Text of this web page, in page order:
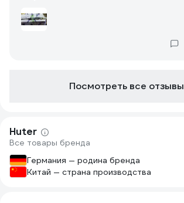
очень сильные руки, или
конечно и жестковатая, но то как
еще нож. Прошел месяц довольно
дождливый и трава выросла
опять.Леска конечно хорошо, но я
решил покосить ножом на ней... Рубит
Посмотреть все отзывы
Huter
Все товары бренда
Германия — родина бренда
Китай — страна производства